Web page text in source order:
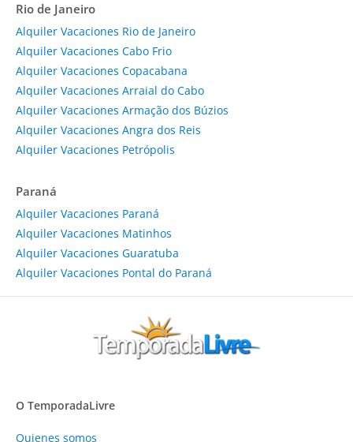
Rio de Janeiro
Alquiler Vacaciones Rio de Janeiro
Alquiler Vacaciones Cabo Frio
Alquiler Vacaciones Copacabana
Alquiler Vacaciones Arraial do Cabo
Alquiler Vacaciones Armação dos Búzios
Alquiler Vacaciones Angra dos Reis
Alquiler Vacaciones Petrópolis
Paraná
Alquiler Vacaciones Paraná
Alquiler Vacaciones Matinhos
Alquiler Vacaciones Guaratuba
Alquiler Vacaciones Pontal do Paraná
O TemporadaLivre
Quienes somos